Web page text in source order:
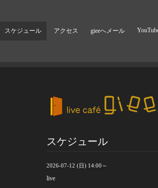
スケジュール アクセス gieeへメール
スケジュール
2026-07-12 (日) 14:00～
live